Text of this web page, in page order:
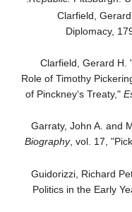
Clarfield,
Diplomacy,
Clarfield, Gerard H.
Role of Timothy
of Pinckney‘s Treaty,"
Garraty, John A. and
Biography, vol. 17,
Guidorizzi, Richard
Politics in the Early